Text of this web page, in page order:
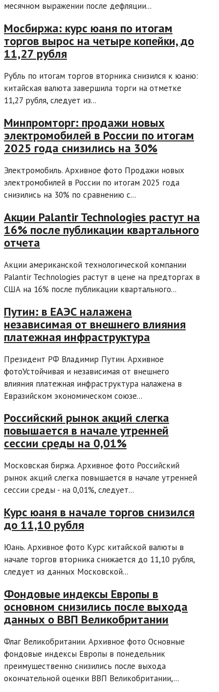
месячном выражении после дефляции...
Мосбиржа: курс юаня по итогам
торгов вырос на четыре копейки, до
11,27 рубля
Рубль по итогам торгов вторника снизился к юаню:
китайская валюта завершила торги на отметке
11,27 рубля, следует из...
Минпромторг: продажи новых
электромобилей в России по итогам
2025 года снизились на 30%
Электромобиль. Архивное фото Продажи новых
электромобилей в России по итогам 2025 года
снизились на 30% по сравнению с...
Акции Palantir Technologies растут на
16% после публикации квартального
отчета
Акции американской технологической компании
Palantir Technologies растут в цене на предторгах в
США на 16% после публикации квартального...
Путин: в ЕАЭС налажена
независимая от внешнего влияния
платежная инфраструктура
Президент РФ Владимир Путин. Архивное
фотоУстойчивая и независимая от внешнего
влияния платежная инфраструктура налажена в
Евразийском экономическом союзе...
Российский рынок акций слегка
повышается в начале утренней
сессии среды на 0,01%
Московская биржа. Архивное фото Российский
рынок акций слегка повышается в начале утренней
сессии среды - на 0,01%, следует...
Курс юаня в начале торгов снизился
до 11,10 рубля
Юань. Архивное фото Курс китайской валюты в
начале торгов вторника снижается до 11,10 рубля,
следует из данных Московской...
Фондовые индексы Европы в
основном снизились после выхода
данных о ВВП Великобритании
Флаг Великобритании. Архивное фото Основные
фондовые индексы Европы в понедельник
преимущественно снизились после выхода
окончательной оценки ВВП Великобритании,...